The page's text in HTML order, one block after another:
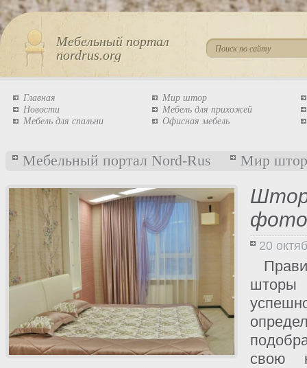
Мебельный портал
nordrus.org
Главная
Новости
Мебель для спальни
Мир штор
Мебель для прихожей
Офисная мебель
Мебельный портал Nord-Rus Мир штор
фото
20
свою